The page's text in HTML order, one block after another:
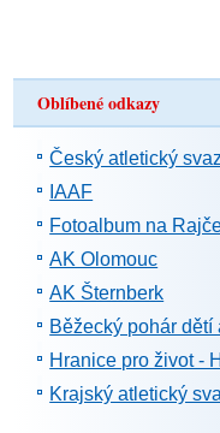
Oblíbené odkazy
Český atletický svaz
IAAF
Fotoalbum na
AK Olomouc
AK Šternberk
Běžecký pohár dětí
Hranice pro život -
Krajský atletický